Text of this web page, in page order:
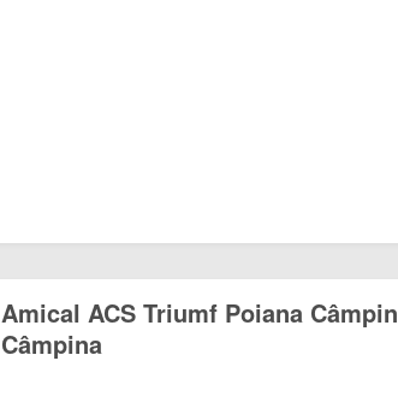
Amical ACS Triumf Poiana
Câmpina